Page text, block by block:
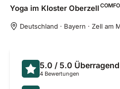
Yoga im Kloster Oberzell
Deutschland · Bayern · Zell am
5.0 / 5.0 Überragend
4 Bewertungen